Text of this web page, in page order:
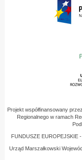
Projekt współfinansowany
Regionalnego w ramach
FUNDUSZE EUROPEJSKIE
Urząd Marszałkowski